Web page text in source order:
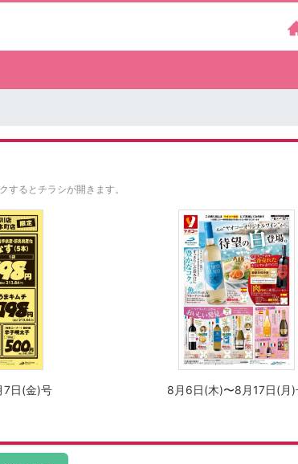
するとチラシが開きます。
7日(金)号 8月6日(木)〜8月17日(月)